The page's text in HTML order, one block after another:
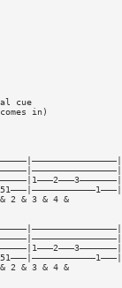
cue
in)
2 & 3 & 4 &
2 & 3 & 4 &